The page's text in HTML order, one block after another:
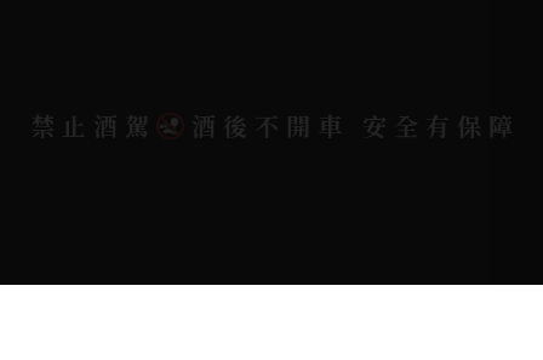
2026. All rights reserved.
Designed By
Bondlink
禁止酒駕 酒後不開車 安全有保障